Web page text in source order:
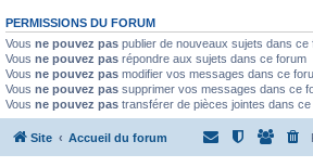
PERMISSIONS DU FORUM
Vous ne pouvez pas publier de nouveaux sujets dans ce
Vous ne pouvez pas répondre aux sujets dans ce forum
Vous ne pouvez pas modifier vos messages dans ce
Vous ne pouvez pas supprimer vos messages dans ce
Vous ne pouvez pas transférer de pièces jointes dans ce
Site Accueil du forum